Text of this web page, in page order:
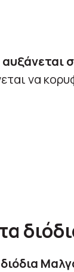
αυξάνεται
να
διόδια